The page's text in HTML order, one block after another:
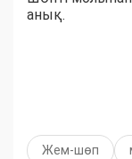
анық.
Жем-шөп